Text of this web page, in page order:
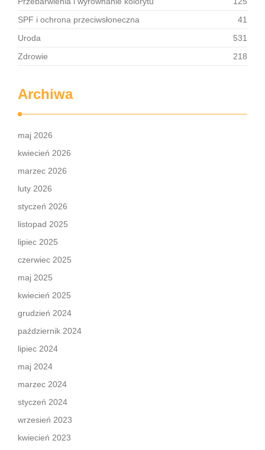
SPF i ochrona przeciwsłoneczna
41
Uroda
531
Zdrowie
218
Archiwa
maj 2026
kwiecień 2026
marzec 2026
luty 2026
styczeń 2026
listopad 2025
lipiec 2025
czerwiec 2025
maj 2025
kwiecień 2025
grudzień 2024
październik 2024
lipiec 2024
maj 2024
marzec 2024
styczeń 2024
wrzesień 2023
kwiecień 2023